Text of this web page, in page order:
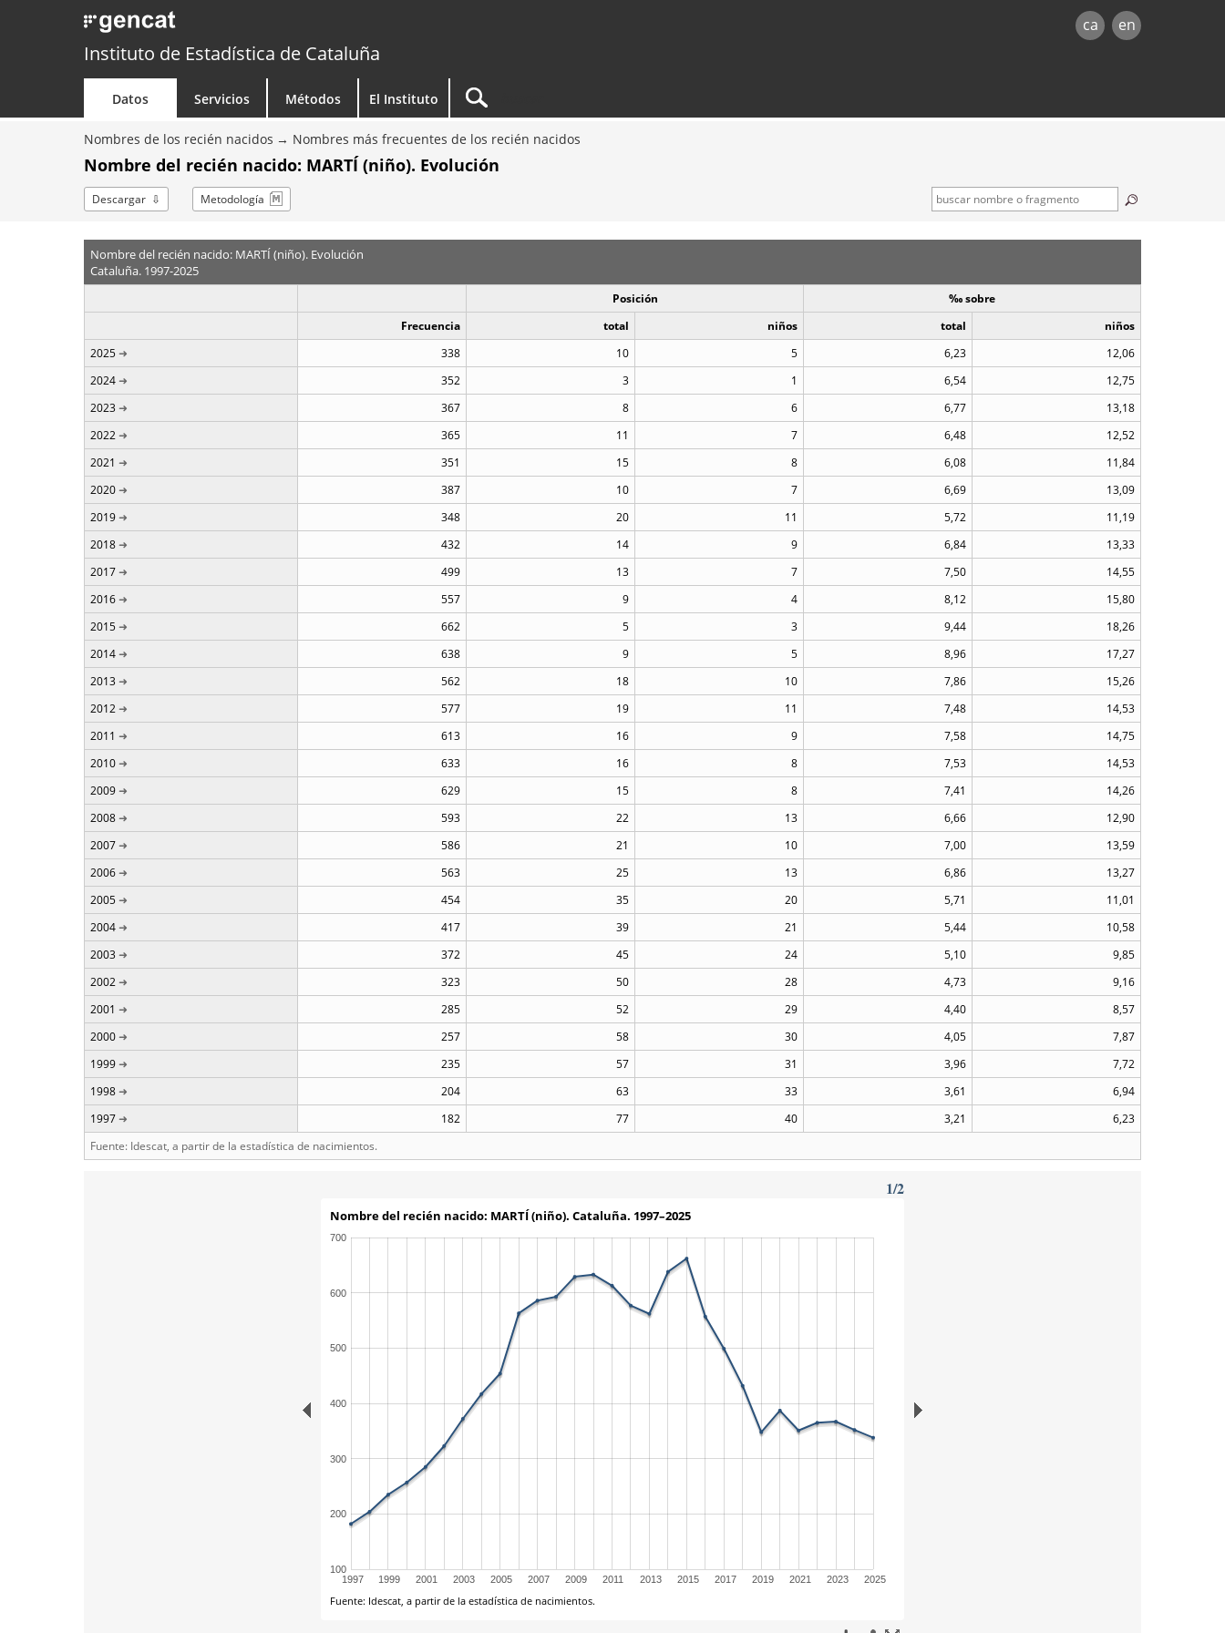
ca en
Instituto de Estadística de Cataluña
Datos Servicios Métodos El Instituto
Nombres de los recién nacidos Nombres más frecuentes de los recién nacidos
Nombre del recién nacido: MARTÍ (niño). Evolución
Descargar Metodología
Nombre del recién nacido: MARTÍ (niño). Evolución
Cataluña. 1997-2025
Posición
‰ sobre
Frecuencia
total niños total
niños
2025
338 10 5 6,23
12,06
2024
352 3 1 6,54
12,75
2023
367 8 6 6,77
13,18
2022
365 11 7 6,48
12,52
2021
351 15 8 6,08
11,84
2020
387 10 7 6,69
13,09
2019
348 20 11 5,72
11,19
2018
432 14 9 6,84
13,33
2017
499 13 7 7,50
14,55
2016
557 9 4 8,12
15,80
2015
662 5 3 9,44
18,26
2014
638 9 5 8,96
17,27
2013
562 18 10 7,86
15,26
2012
577 19 11 7,48
14,53
2011
613 16 9 7,58
14,75
2010
633 16 8 7,53
14,53
2009
629 15 8 7,41
14,26
2008
593 22 13 6,66
12,90
2007
586 21 10 7,00
13,59
2006
563 25 13 6,86
13,27
2005
454 35 20 5,71
11,01
2004
417 39 21 5,44
10,58
2003
372 45 24 5,10
9,85
2002
323 50 28 4,73
9,16
2001
285 52 29 4,40
8,57
2000
257 58 30 4,05
7,87
1999
235 57 31 3,96
7,72
1998
204 63 33 3,61
6,94
1997
182 77 40 3,21
6,23
Fuente: Idescat, a partir de la estadística de nacimientos.